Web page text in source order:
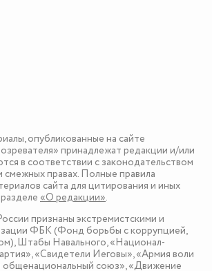
опубликованные на сайте
принадлежат редакции и/или
в соответствии с законодательством
правах. Полные правила
сайта для цитирования и иных
«О редакции».
признаны экстремистскими и
ФБК (Фонд борьбы с коррупцией,
Штабы Навального, «Национал-
«Свидетели Иеговы», «Армия воли
общенациональный союз», «Движение